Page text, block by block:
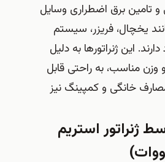
تامین برق اضطراری وسایل
یخچال، فریزر، سیستم
این ژنراتورها به دلیل
مناسب، به راحتی قابل
خانگی و کمپینگ نیز
ژنراتور استریم